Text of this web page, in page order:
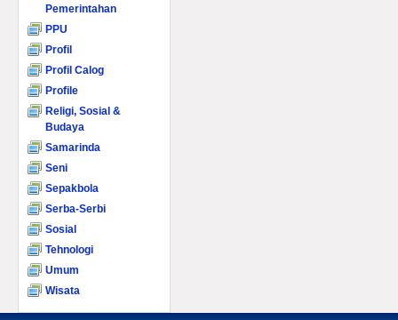
Pemerintahan
PPU
Profil
Profil Calog
Profile
Religi, Sosial &
Budaya
Samarinda
Seni
Sepakbola
Serba-Serbi
Sosial
Tehnologi
Umum
Wisata